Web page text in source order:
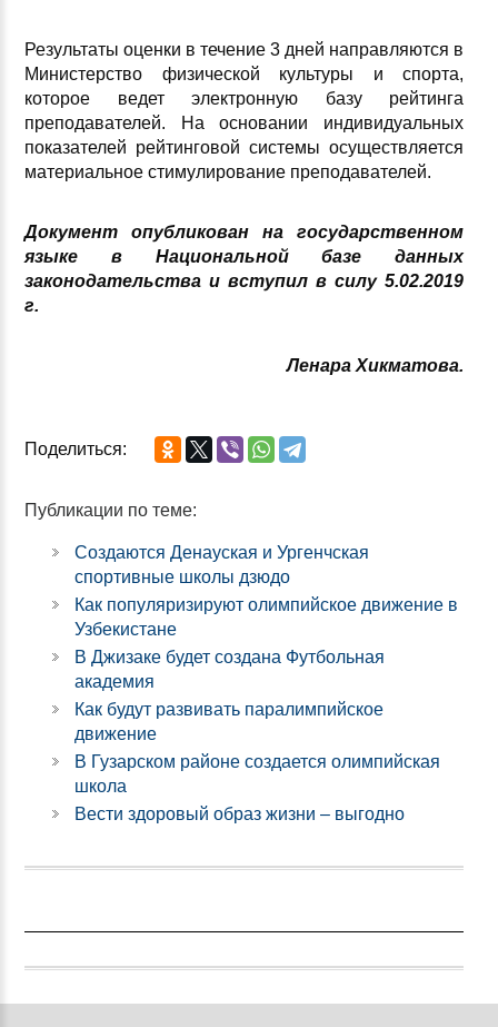
Результаты оценки в течение 3 дней направляются в
Министерство физической культуры и спорта,
которое ведет электронную базу рейтинга
преподавателей. На основании индивидуальных
показателей рейтинговой системы осуществляется
материальное стимулирование преподавателей.
Документ опубликован на государственном
языке в Национальной базе данных
законодательства и вступил в силу 5.02.2019
г.
Ленара Хикматова.
Поделиться:
Публикации по теме:
Создаются Денауская и Ургенчская
спортивные школы дзюдо
Как популяризируют олимпийское движение в
Узбекистане
В Джизаке будет создана Футбольная
академия
Как будут развивать паралимпийское
движение
В Гузарском районе создается олимпийская
школа
Вести здоровый образ жизни – выгодно